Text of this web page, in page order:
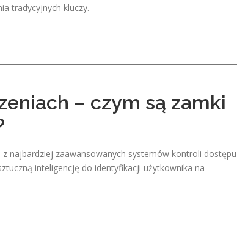
tradycyjnych kluczy.
– czym są zamki
najbardziej zaawansowanych systemów kontroli dostępu
inteligencję do identyfikacji użytkownika na